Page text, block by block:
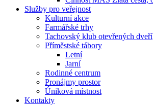
Služby pro veřejnost
Kulturní akce
Farmářské trhy
Tachovský klub otevřených dveří
Příměstské tábory
Letní
Jarní
Rodinné centrum
Pronájmy prostor
Úniková místnost
Kontakty